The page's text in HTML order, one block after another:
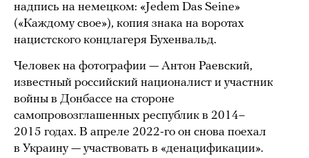
надпись на немецком: «Jedem Das Seine»
(«Каждому свое»), копия знака на воротах
нацистского концлагеря Бухенвальд.
Человек на фотографии — Антон Раевский,
известный российский националист и участник
войны в Донбассе на стороне
самопровозглашенных республик в 2014–
2015 годах. В апреле 2022-го он снова поехал
в Украину — участвовать в «денацификации».